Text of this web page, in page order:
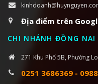
Địa điểm trên
CHI NHÁNH ĐỒNG NAI
271 Khu Phố 5B, Phường
0251 3686369 -